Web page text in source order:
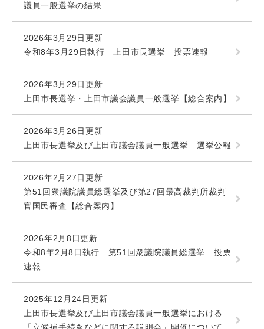
議員一般選挙の結果
2026年3月29日更新
令和8年3月29日執行 上田市長選挙 投票速報
2026年3月29日更新
上田市長選挙・上田市議会議員一般選挙【総合案内】
2026年3月26日更新
上田市長選挙及び上田市議会議員一般選挙 選挙公報
2026年2月27日更新
第51回衆議院議員総選挙及び第27回最高裁判所裁判
官国民審査【総合案内】
2026年2月8日更新
令和8年2月8日執行 第51回衆議院議員総選挙 投票
速報
2025年12月24日更新
上田市長選挙及び上田市議会議員一般選挙における